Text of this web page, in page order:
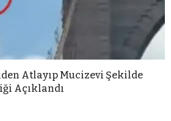
Atlayıp Mucizevi Şekilde
Açıklandı